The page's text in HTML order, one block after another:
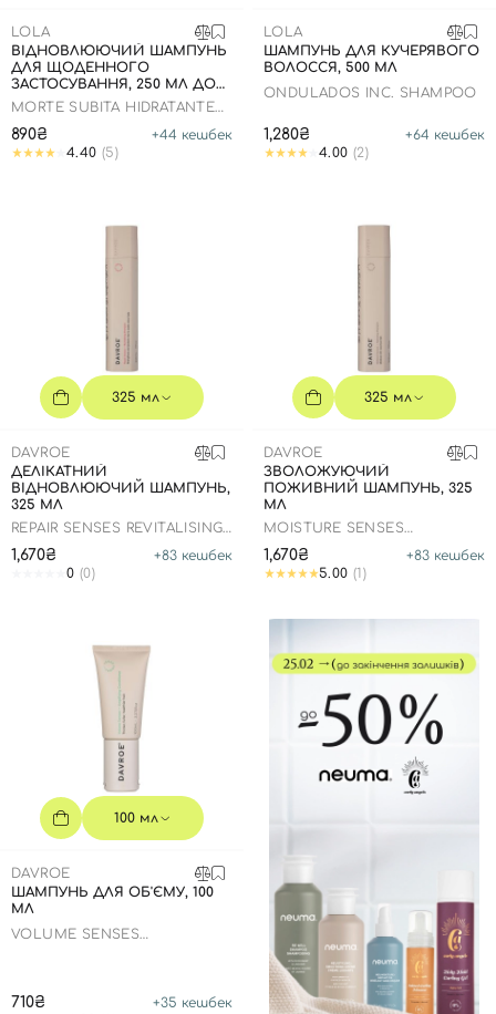
Креми для тіла з SPF
Мініатюри
Карбоксітерапія
Бʼюті гаджети
Автозасмага
Спеціальний догляд
Для дітей
Для чоловіків
Дезодоранти
Засоби для інтимної гігієни
Автозасмага для тіла
LOLA
ВІДНОВЛЮЮЧИЙ ШАМПУНЬ
ДЛЯ ЩОДЕННОГО
ЗАСТОСУВАННЯ, 250 МЛ ДО
12.2026
MORTE SUBITA HIDRATANTE
890₴ +44 кешбек
4.40 (5)
LOLA
ШАМПУНЬ ДЛЯ КУЧЕРЯВОГО
ВОЛОССЯ, 500 МЛ
ONDULADOS INC. SHAMPOO
1,280₴ +64 кешбек
4.00 (2)
325 мл
DAVROE
ДЕЛІКАТНИЙ
ВІДНОВЛЮЮЧИЙ ШАМПУНЬ,
325 МЛ
REPAIR SENSES REVITALISING
1,670₴ +83 кешбек
0 (0)
325 мл
DAVROE
ЗВОЛОЖУЮЧИЙ
ПОЖИВНИЙ ШАМПУНЬ, 325
МЛ
MOISTURE SENSES
1,670₴ +83 кешбек
5.00 (1)
100 мл
DAVROE
ШАМПУНЬ ДЛЯ ОБ'ЄМУ, 100
МЛ
VOLUME SENSES
710₴ +35 кешбек